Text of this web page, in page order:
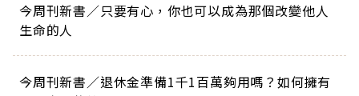
今周刊新書／只要有心，你也可以成為那個改變他人
生命的人
今周刊新書／退休金準備1千1百萬夠用嗎？如何擁有